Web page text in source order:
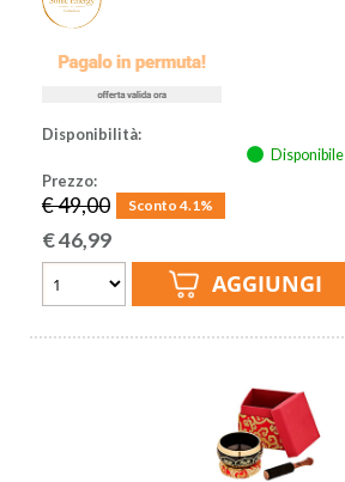
Disponibilità:
Disponibile
Prezzo:
€ 49,00 Sconto 4.1%
€46,99